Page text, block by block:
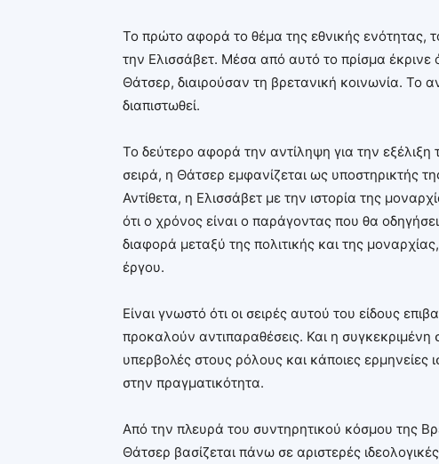
Το πρώτο αφορά το θέμα της εθνικής ενότητας,
την Ελισσάβετ. Μέσα από αυτό το πρίσμα έκρινε
Θάτσερ, διαιρούσαν τη βρετανική κοινωνία. Το
διαπιστωθεί.
Το δεύτερο αφορά την αντίληψη για την
σειρά, η Θάτσερ εμφανίζεται ως υποστηρικτής
Αντίθετα, η Ελισσάβετ με την ιστορία της
ότι ο χρόνος είναι ο παράγοντας που θα
διαφορά μεταξύ της πολιτικής και της
έργου.
Είναι γνωστό ότι οι σειρές αυτού του είδους
προκαλούν αντιπαραθέσεις. Και η συγκεκριμένη
υπερβολές στους ρόλους και κάποιες
στην πραγματικότητα.
Από την πλευρά του συντηρητικού κόσμου της
Θάτσερ βασίζεται πάνω σε αριστερές